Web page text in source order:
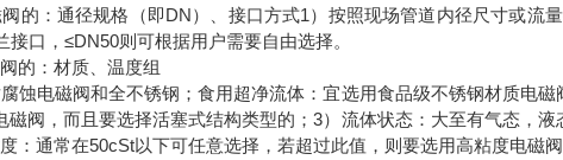
的：通径规格（即DN）、接口方式1）按照现场管道内径尺寸或流
口，≤DN50则可根据用户需要自由选择。
的：材质、温度组
蚀电磁阀和全不锈钢；食用超净流体：宜选用食品级不锈钢材质电
磁阀，而且要选择活塞式结构类型的；3）流体状态：大至有气态，
：通常在50cSt以下可任意选择，若超过此值，则要选用高粘度电磁阀